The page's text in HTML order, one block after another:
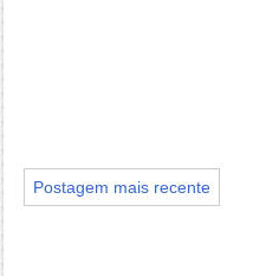
Postagem mais recente